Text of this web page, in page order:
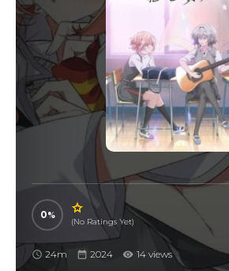
0
(No Ratings Yet)
24m 2024 14 views